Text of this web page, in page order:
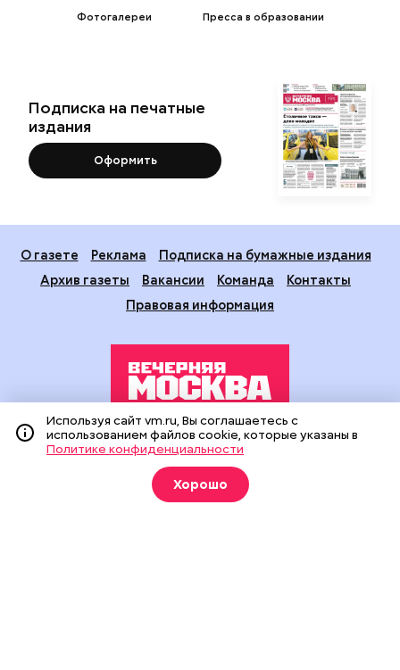
Фотогалереи
Пресса в образовании
Подписка на печатные
издания
Оформить
О газете Реклама
Подписка на бумажные издания
Архив газеты
Вакансии Команда
Контакты
Правовая информация
Издание создано при финансовой поддержке Департамента
средств массовой информации и рекламы города Москвы.
На сайте применяются рекомендательные технологии
(информационные технологии предоставления информации
на основе сбора, систематизации и анализа сведений,
Используя сайт vm.ru, Вы соглашаетесь с
использованием файлов cookie, которые указаны в
Политике конфиденциальности
Хорошо